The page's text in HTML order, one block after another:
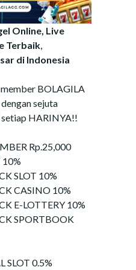
Online, Live
Terbaik
di Indonesia
BOLAGILA
sejuta
HARINYA!!
Rp.25,000
SLOT 10%
CASINO 10%
E-LOTTERY 10%
SPORTBOOK
SLOT 0.5%